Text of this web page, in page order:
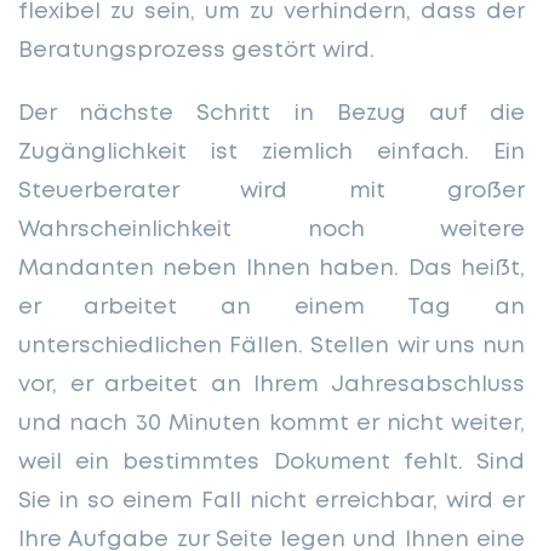
flexibel zu sein, um zu verhindern, dass der
Beratungsprozess gestört wird.
Der nächste Schritt in Bezug auf die
Zugänglichkeit ist ziemlich einfach. Ein
Steuerberater wird mit großer
Wahrscheinlichkeit noch weitere
Mandanten neben Ihnen haben. Das heißt,
er arbeitet an einem Tag an
unterschiedlichen Fällen. Stellen wir uns nun
vor, er arbeitet an Ihrem Jahresabschluss
und nach 30 Minuten kommt er nicht weiter,
weil ein bestimmtes Dokument fehlt. Sind
Sie in so einem Fall nicht erreichbar, wird er
Ihre Aufgabe zur Seite legen und Ihnen eine